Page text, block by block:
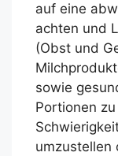
auf eine
achten und
(Obst und
sowie
Portionen
umzustellen